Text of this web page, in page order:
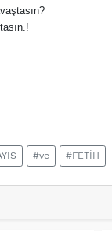
#ve #FETİH